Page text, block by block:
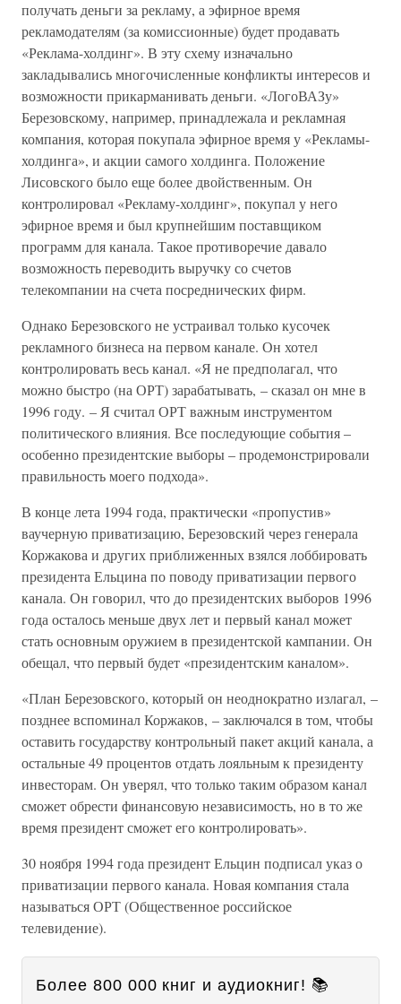
получать деньги за рекламу, а эфирное время
рекламодателям (за комиссионные) будет продавать
«Реклама-холдинг». В эту схему изначально
закладывались многочисленные конфликты интересов и
возможности прикарманивать деньги. «ЛогоВАЗу»
Березовскому, например, принадлежала и рекламная
компания, которая покупала эфирное время у «Рекламы-
холдинга», и акции самого холдинга. Положение
Лисовского было еще более двойственным. Он
контролировал «Рекламу-холдинг», покупал у него
эфирное время и был крупнейшим поставщиком
программ для канала. Такое противоречие давало
возможность переводить выручку со счетов
телекомпании на счета посреднических фирм.
Однако Березовского не устраивал только кусочек
рекламного бизнеса на первом канале. Он хотел
контролировать весь канал. «Я не предполагал, что
можно быстро (на ОРТ) зарабатывать, – сказал он мне в
1996 году. – Я считал ОРТ важным инструментом
политического влияния. Все последующие события –
особенно президентские выборы – продемонстрировали
правильность моего подхода».
В конце лета 1994 года, практически «пропустив»
ваучерную приватизацию, Березовский через генерала
Коржакова и других приближенных взялся лоббировать
президента Ельцина по поводу приватизации первого
канала. Он говорил, что до президентских выборов 1996
года осталось меньше двух лет и первый канал может
стать основным оружием в президентской кампании. Он
обещал, что первый будет «президентским каналом».
«План Березовского, который он неоднократно излагал, –
позднее вспоминал Коржаков, – заключался в том, чтобы
оставить государству контрольный пакет акций канала, а
остальные 49 процентов отдать лояльным к президенту
инвесторам. Он уверял, что только таким образом канал
сможет обрести финансовую независимость, но в то же
время президент сможет его контролировать».
30 ноября 1994 года президент Ельцин подписал указ о
приватизации первого канала. Новая компания стала
называться ОРТ (Общественное российское
телевидение).
Более 800 000 книг и аудиокниг! 📚